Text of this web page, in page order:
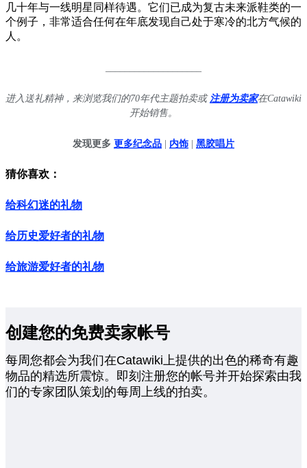
几十年与一线明星同样待遇。它们已成为复古未来派鞋类的一
个例子，非常适合任何在年底发现自己处于寒冷的北方气候的
人。
进入送礼精神，来浏览我们的70年代主题拍卖或 注册为卖家在Catawiki
开始销售。
发现更多 更多纪念品 内饰 黑胶唱片
猜你喜欢：
给科幻迷的礼物
给历史爱好者的礼物
给旅游爱好者的礼物
创建您的免费卖家帐号
每周您都会为我们在Catawiki上提供的出色的稀奇有趣
物品的精选所震惊。即刻注册您的帐号并开始探索由我
们的专家团队策划的每周上线的拍卖。